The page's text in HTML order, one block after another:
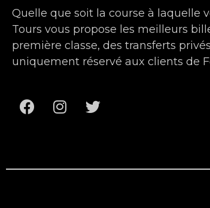
Quelle que soit la course à laquelle
Tours vous propose les meilleurs
première classe, des transferts
uniquement réservé aux clients de